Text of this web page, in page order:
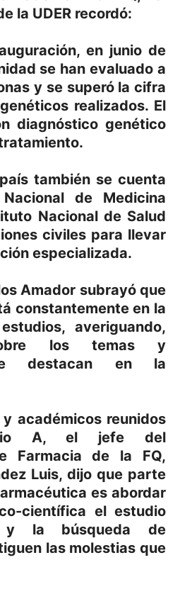
la UDER recordó:
en junio de
se han evaluado a
y se superó la cifra
realizados. El
diagnóstico genético
también se cuenta
de Medicina
Nacional de Salud
civiles para llevar
especializada.
Amador subrayó que
constantemente en la
averiguando,
los temas y
destacan en la
académicos reunidos
A, el jefe del
Farmacia de la FQ,
Luis, dijo que parte
es abordar
científica el estudio
y la búsqueda de
las molestias que